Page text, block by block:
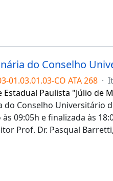
01.03.01.03-CO ATA 268 ·
Estadual Paulista "Júlio de
do Conselho Universitário
09:05h e finalizada às
Prof. Dr. Pasqual